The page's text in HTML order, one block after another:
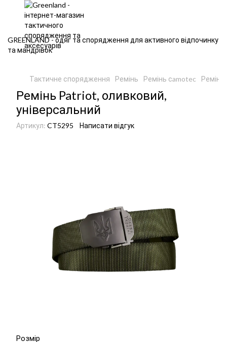
GREENLAND - одяг та спорядження для активного відпочинку
та мандрівок
Тактичне спорядження Ремінь Ремінь сamotec Ремінь
Ремінь Patriot, оливковий,
універсальний
Артикул: CT5295 Написати відгук
Розмір